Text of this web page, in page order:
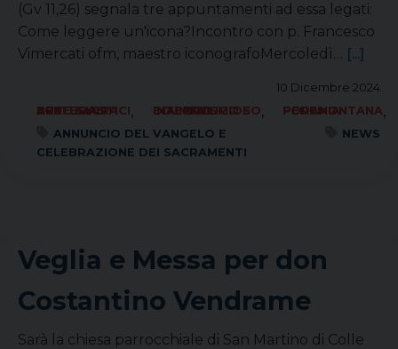
(Gv 11,26) segnala tre appuntamenti ad essa legati:
Come leggere un'icona?Incontro con p. Francesco
Vimercati ofm, maestro iconografoMercoledì… [...]
10 Dicembre 2024
ARTE SACRA BENI CULTURALI ECCLESIASTICI, ECUMENISMO E DIALOGO INTERRELIGIOSO, FORANIA PEDEMONTANA,
ANNUNCIO DEL VANGELO E
CELEBRAZIONE DEI SACRAMENTI
NEWS
Veglia e Messa per don
Costantino Vendrame
Sarà la chiesa parrocchiale di San Martino di Colle